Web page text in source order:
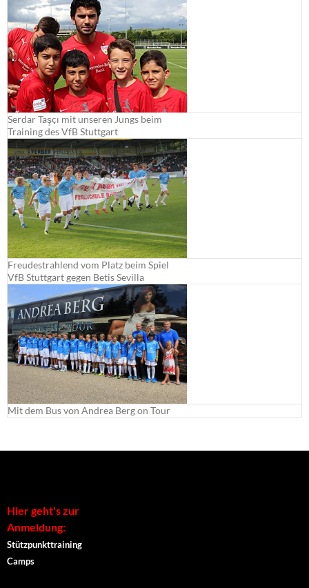
Serdar Taşçı mit unseren Jungs beim
Training des VfB Stuttgart
Freudestrahlend vom Platz beim Spiel
VfB Stuttgart gegen Betis Sevilla
Mit dem Bus von Andrea Berg on Tour
Hier geht's zur
Anmeldung:
Stützpunkttraining
Camps